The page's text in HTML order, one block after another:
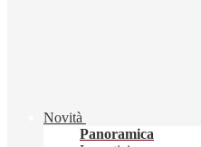
Novità
Panoramica